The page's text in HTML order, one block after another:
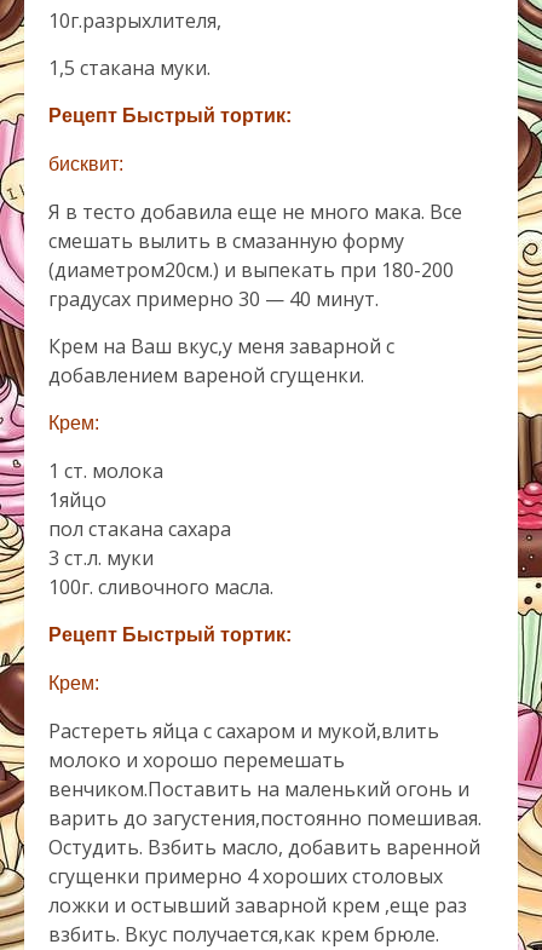
10г.разрыхлителя,
1,5 стакана муки.
Рецепт Быстрый тортик:
бисквит:
Я в тесто добавила еще не много мака. Все
смешать вылить в смазанную форму
(диаметром20см.) и выпекать при 180-200
градусах примерно 30 — 40 минут.
Крем на Ваш вкус,у меня заварной с
добавлением вареной сгущенки.
Крем:
1 ст. молока
1яйцо
пол стакана сахара
3 ст.л. муки
100г. сливочного масла.
Рецепт Быстрый тортик:
Крем:
Растереть яйца с сахаром и мукой,влить
молоко и хорошо перемешать
венчиком.Поставить на маленький огонь и
варить до загустения,постоянно помешивая.
Остудить. Взбить масло, добавить варенной
сгущенки примерно 4 хороших cтоловых
ложки и остывший заварной крем ,еще раз
взбить. Вкус получается,как крем брюле.